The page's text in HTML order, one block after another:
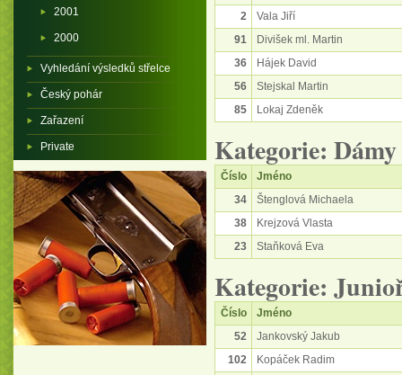
2
Vala Jiří
91
Divišek ml. Martin
36
Hájek David
56
Stejskal Martin
85
Lokaj Zdeněk
Kategorie: Dámy
Číslo
Jméno
34
Štenglová Michaela
38
Krejzová Vlasta
23
Staňková Eva
Kategorie:
Číslo
Jméno
52
Jankovský Jakub
102
Kopáček Radim
2001
2000
Vyhledání výsledků střelce
Český pohár
Zařazení
Private